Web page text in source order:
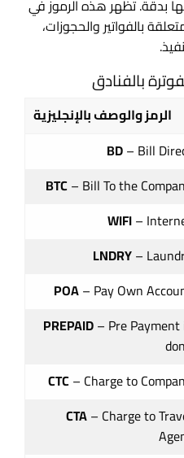
بدقة. تظهر هذه الرموز في
بالفواتير والحجوزات،
بالفنادق
الرمز والوصف بالإنجليزية
BD– Bill
BTC– Bill To the
WIFI–
LNDRY–
POA– Pay Own
PREPAID– Pre
CTC– Charge to
CTA– Charge to